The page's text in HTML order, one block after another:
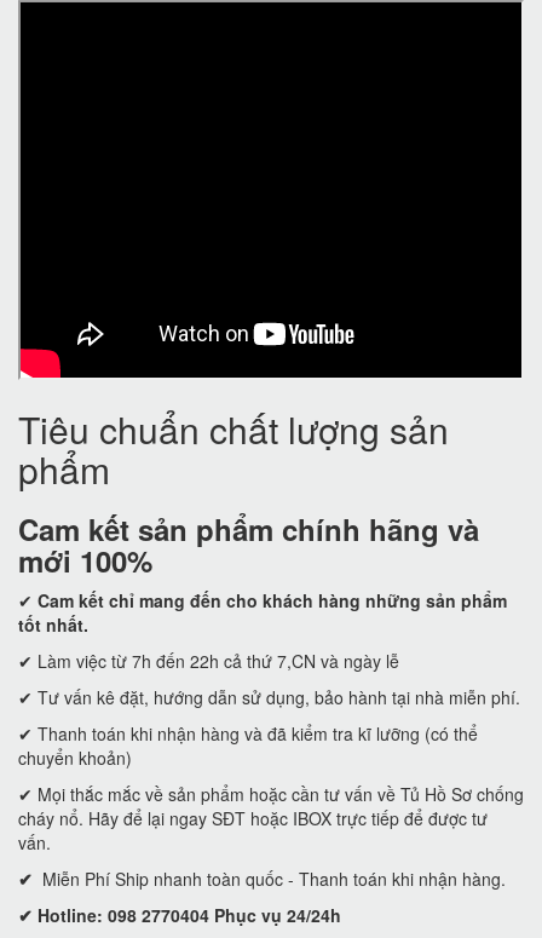
Tiêu chuẩn chất lượng sản
phẩm
Cam kết sản phẩm chính hãng và
mới 100%
✔ Cam kết chỉ mang đến cho khách hàng những sản phẩm
tốt nhất.
✔ Làm việc từ 7h đến 22h cả thứ 7,CN và ngày lễ
✔ Tư vấn kê đặt, hướng dẫn sử dụng, bảo hành tại nhà miễn phí.
✔ Thanh toán khi nhận hàng và đã kiểm tra kĩ lưỡng (có thể
chuyển khoản)
✔ Mọi thắc mắc về sản phẩm hoặc cần tư vấn về Tủ Hồ Sơ chống
cháy nổ. Hãy để lại ngay SĐT hoặc IBOX trực tiếp để được tư
vấn.
✔ Miễn Phí Ship nhanh toàn quốc - Thanh toán khi nhận hàng.
✔ Hotline: 098 2770404 Phục vụ 24/24h